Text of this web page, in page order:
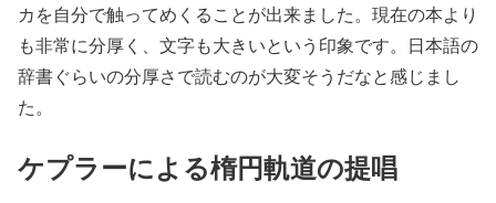
カを自分で触ってめくることが出来ました。現在の本より
も非常に分厚く、文字も大きいという印象です。日本語の
辞書ぐらいの分厚さで読むのが大変そうだなと感じまし
た。
ケプラーによる楕円軌道の提唱